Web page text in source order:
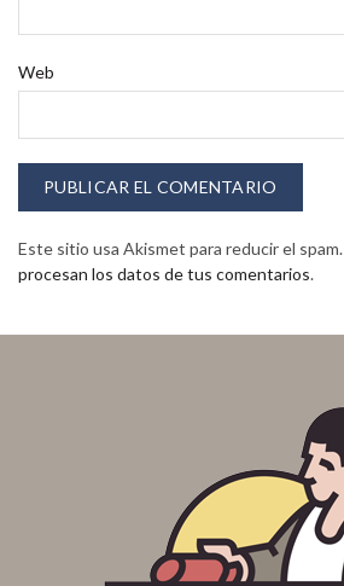
Web
Este sitio usa Akismet para reducir el spam.
procesan los datos de tus comentarios.